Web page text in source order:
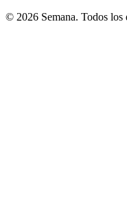
© 2026 Semana. Todos los